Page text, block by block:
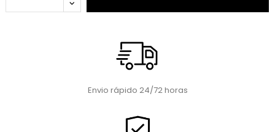
Envio rápido 24/72 horas